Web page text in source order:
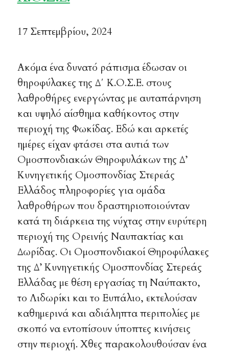
17 Σεπτεμβρίου, 2024
Ακόμα ένα δυνατό ράπισμα έδωσαν οι
θηροφύλακες της Δ΄ Κ.Ο.Σ.Ε. στους
λαθροθήρες ενεργώντας με αυταπάρνηση
και υψηλό αίσθημα καθήκοντος στην
περιοχή της Φωκίδας. Εδώ και αρκετές
ημέρες είχαν φτάσει στα αυτιά των
Ομοσπονδιακών Θηροφυλάκων της Δ’
Κυνηγετικής Ομοσπονδίας Στερεάς
Ελλάδος πληροφορίες για ομάδα
λαθροθήρων που δραστηριοποιούνταν
κατά τη διάρκεια της νύχτας στην ευρύτερη
περιοχή της Ορεινής Ναυπακτίας και
Δωρίδας. Οι Ομοσπονδιακοί Θηροφύλακες
της Δ’ Κυνηγετικής Ομοσπονδίας Στερεάς
Ελλάδας με θέση εργασίας τη Ναύπακτο,
το Λιδωρίκι και το Ευπάλιο, εκτελούσαν
καθημερινά και αδιάληπτα περιπολίες με
σκοπό να εντοπίσουν ύποπτες κινήσεις
στην περιοχή. Χθες παρακολουθούσαν ένα